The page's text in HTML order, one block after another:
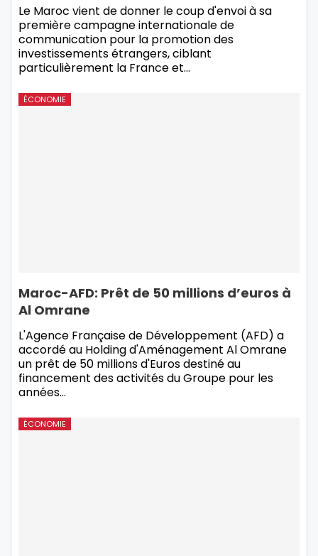
Le Maroc vient de donner le coup d'envoi à sa
première campagne internationale de
communication pour la promotion des
investissements étrangers, ciblant
particulièrement la France et…
ÉCONOMIE
Maroc-AFD: Prêt de 50 millions d’euros à
Al Omrane
L'Agence Française de Développement (AFD) a
accordé au Holding d'Aménagement Al Omrane
un prêt de 50 millions d'Euros destiné au
financement des activités du Groupe pour les
années…
ÉCONOMIE